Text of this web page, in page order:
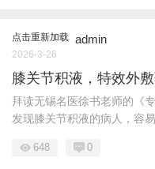
点击重新加载 admin
2026-3-26
膝关节积液，特效外敷
拜读无锡名医徐书老师的《
发现膝关节积液的病人，容易
648 0